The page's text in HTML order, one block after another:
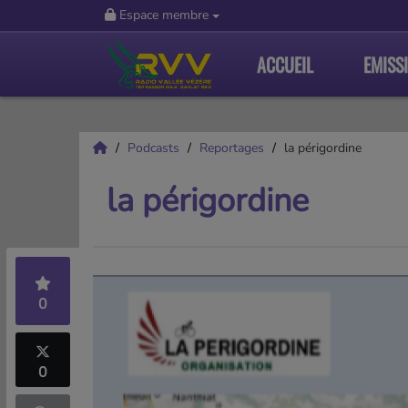
Espace membre
ACCUEIL
Podcasts Reportages la périgordine
la périgordine
0
0